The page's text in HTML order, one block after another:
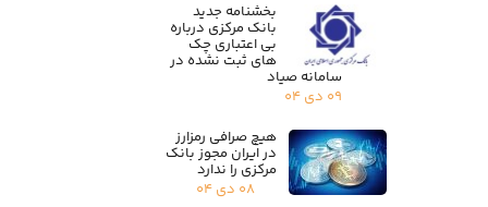
بخشنامه جدید
بانک مرکزی درباره
بی اعتباری چک
های ثبت نشده در
سامانه صیاد
۰۹ دی ۰۴
هیچ صرافی رمزارز
در ایران مجوز بانک
مرکزی را ندارد
۰۸ دی ۰۴